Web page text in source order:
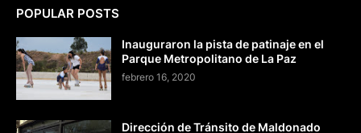
POPULAR POSTS
Inauguraron la pista de patinaje en el
Parque Metropolitano de La Paz
febrero 16, 2020
Dirección de Tránsito de Maldonado